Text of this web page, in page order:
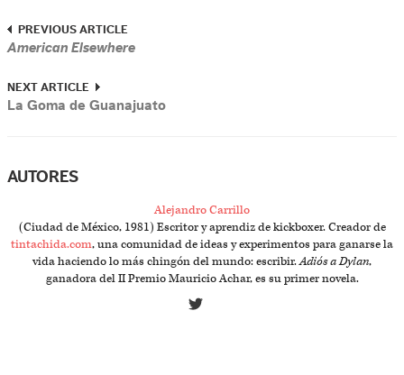
PREVIOUS ARTICLE
American Elsewhere
NEXT ARTICLE
La Goma de Guanajuato
AUTORES
Alejandro Carrillo
(Ciudad de México, 1981) Escritor y aprendiz de kickboxer. Creador de
tintachida.com, una comunidad de ideas y experimentos para ganarse la
vida haciendo lo más chingón del mundo: escribir.Adiós a Dylan,
ganadora del II Premio Mauricio Achar, es su primer novela.